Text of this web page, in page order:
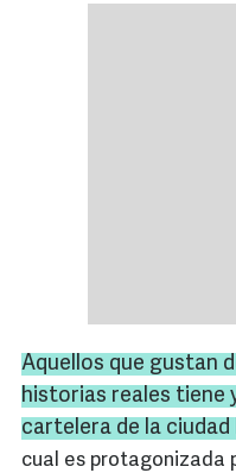
Aquellos que gustan
historias reales tiene
cartelera de la ciudad
cual es protagonizada